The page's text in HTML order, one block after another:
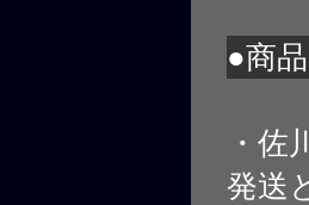
●商
・佐
発送